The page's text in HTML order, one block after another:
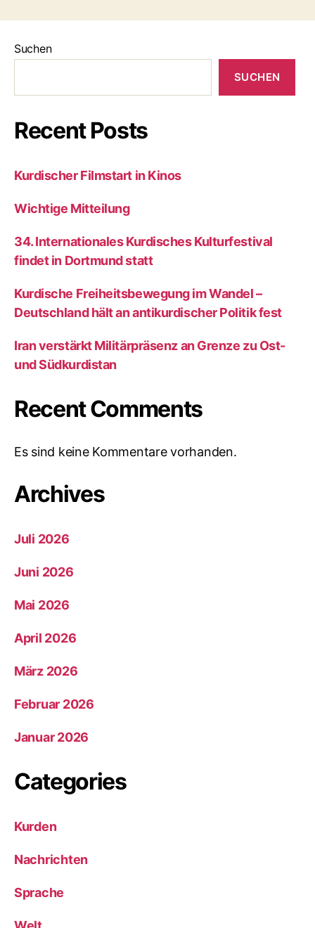
Suchen
SUCHEN
Recent Posts
Kurdischer Filmstart in Kinos
Wichtige Mitteilung
34. Internationales Kurdisches Kulturfestival
findet in Dortmund statt
Kurdische Freiheitsbewegung im Wandel –
Deutschland hält an antikurdischer Politik fest
Iran verstärkt Militärpräsenz an Grenze zu Ost-
und Südkurdistan
Recent Comments
Es sind keine Kommentare vorhanden.
Archives
Juli 2026
Juni 2026
Mai 2026
April 2026
März 2026
Februar 2026
Januar 2026
Categories
Kurden
Nachrichten
Sprache